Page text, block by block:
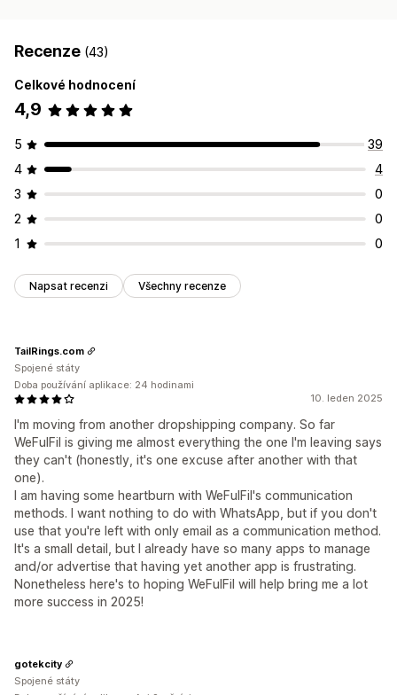
Recenze (43)
Celkové hodnocení
4,9
5
39
4
4
3
0
2
0
1
0
Napsat recenzi Všechny recenze
10. leden 2025
I'm moving from another dropshipping company. So far
WeFulFil is giving me almost everything the one I'm leaving says
they can't (honestly, it's one excuse after another with that
one).
I am having some heartburn with WeFulFil's communication
methods. I want nothing to do with WhatsApp, but if you don't
use that you're left with only email as a communication method.
It's a small detail, but I already have so many apps to manage
and/or advertise that having yet another app is frustrating.
Nonetheless here's to hoping WeFulFil will help bring me a lot
more success in 2025!
TailRings.com
Spojené státy
Doba používání aplikace: 24 hodinami
gotekcity
Spojené státy